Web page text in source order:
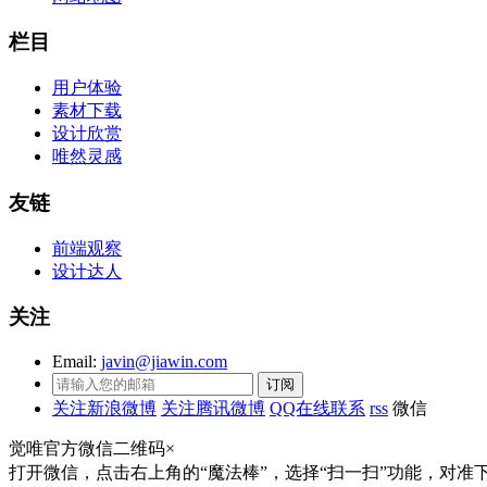
栏目
用户体验
素材下载
设计欣赏
唯然灵感
友链
前端观察
设计达人
关注
Email: javin@jiawin.com
关注新浪微博 关注腾讯微博 QQ在线联系 rss 微信
觉唯官方微信二维码×
打开微信，点击右上角的“魔法棒”，选择“扫一扫”功能，对准